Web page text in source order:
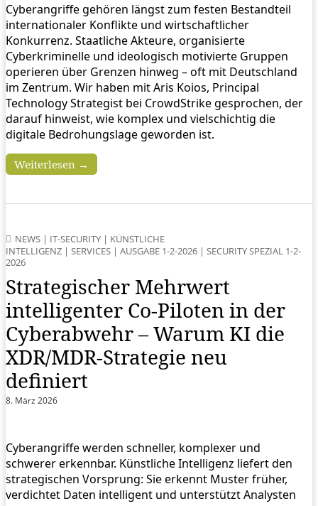
Cyberangriffe gehören längst zum festen Bestandteil
internationaler Konflikte und wirtschaftlicher
Konkurrenz. Staatliche Akteure, organisierte
Cyberkriminelle und ideologisch motivierte Gruppen
operieren über Grenzen hinweg – oft mit Deutschland
im Zentrum. Wir haben mit Aris Koios, Principal
Technology Strategist bei CrowdStrike gesprochen, der
darauf hinweist, wie komplex und vielschichtig die
digitale Bedrohungslage geworden ist.
Weiterlesen →
NEWS | IT-SECURITY | KÜNSTLICHE
INTELLIGENZ | SERVICES | AUSGABE 1-2-2026 | SECURITY SPEZIAL 1-2-
2026
Strategischer Mehrwert
intelligenter Co-Piloten in der
Cyberabwehr – Warum KI die
XDR/MDR-Strategie neu
definiert
8. März 2026
Cyberangriffe werden schneller, komplexer und
schwerer erkennbar. Künstliche Intelligenz liefert den
strategischen Vorsprung: Sie erkennt Muster früher,
verdichtet Daten intelligent und unterstützt Analysten